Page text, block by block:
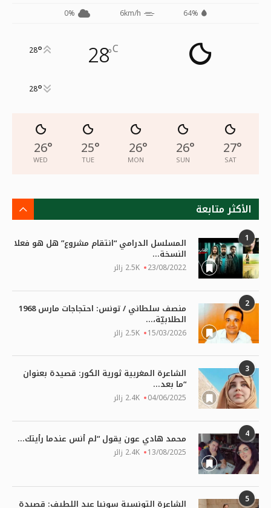
64%
6km/h
0%
28°C
28°
28°
27°
SAT
26°
SUN
26°
MON
25°
TUE
26°
WED
الأكثر متابعة
1 المسلسل الدرامي “انتقام مشروع” هل هو فعلا
النسخة...
23/08/2022 2.5K زائر
2 منصف سلطاني / تونس: احتجاجات مارس 1968
الطلابيّة،...
15/03/2026 2.5K زائر
3 الشاعرة المغربية ثورية الكور: قصيدة بعنوان
“ما بعد...
04/06/2025 2.4K زائر
4 محمد هادي عون يقول “لم أنس عندما رأيتك...
13/08/2025 2.4K زائر
5 الشاعرة التونسية سونيا عبد اللطيف: قصيدة